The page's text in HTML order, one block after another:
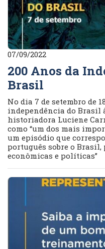
07/09/2022
200 Anos da
Brasil
No dia 7 de setembro de
independência do Brasil
historiadora Luciene
como “um dos mais
um episódio que
português sobre o
econômicas e políticas”